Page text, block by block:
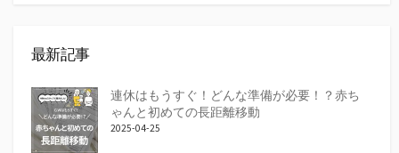
最新記事
連休はもうすぐ！どんな準備が必要！？赤ち
ゃんと初めての長距離移動
2025-04-25